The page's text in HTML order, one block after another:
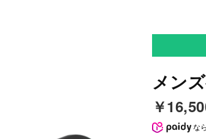
メン
￥
なら